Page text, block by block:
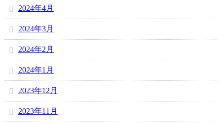
2024年4月
2024年3月
2024年2月
2024年1月
2023年12月
2023年11月